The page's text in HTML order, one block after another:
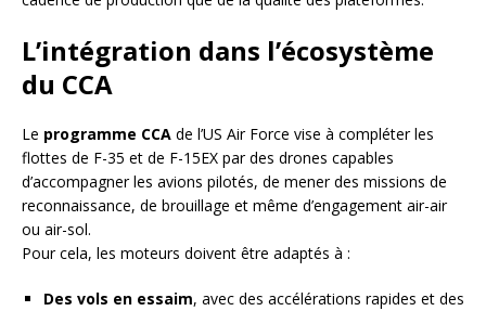
L’intégration dans l’écosystème
du CCA
Le programme CCA de l’US Air Force vise à compléter les
flottes de F-35 et de F-15EX par des drones capables
d’accompagner les avions pilotés, de mener des missions de
reconnaissance, de brouillage et même d’engagement air-air
ou air-sol.
Pour cela, les moteurs doivent être adaptés à :
Des vols en essaim, avec des accélérations rapides et des